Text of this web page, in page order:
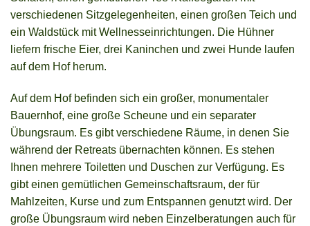
verschiedenen Sitzgelegenheiten, einen großen Teich und
ein Waldstück mit Wellnesseinrichtungen. Die Hühner
liefern frische Eier, drei Kaninchen und zwei Hunde laufen
auf dem Hof ​​herum.
Auf dem Hof ​​befinden sich ein großer, monumentaler
Bauernhof, eine große Scheune und ein separater
Übungsraum. Es gibt verschiedene Räume, in denen Sie
während der Retreats übernachten können. Es stehen
Ihnen mehrere Toiletten und Duschen zur Verfügung. Es
gibt einen gemütlichen Gemeinschaftsraum, der für
Mahlzeiten, Kurse und zum Entspannen genutzt wird. Der
große Übungsraum wird neben Einzelberatungen auch für